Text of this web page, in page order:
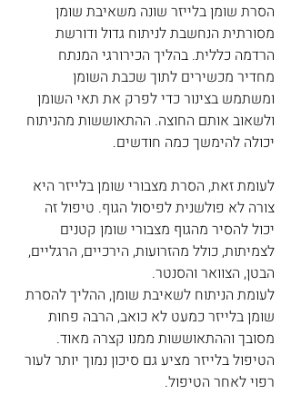
הסרת שומן בלייזר שונה משאיבת שומן
מסורתית הנחשבת לניתוח גדול ודורשת
הרדמה כללית. בהליך הכירורגי המנתח
מחדיר מכשירים לתוך שכבת השומן
ומשתמש בצינור כדי לפרק את תאי השומן
ולשאוב אותם החוצה. ההתאוששות מהניתוח
יכולה להימשך כמה חודשים.
לעומת זאת, הסרת מצבורי שומן בלייזר היא
צורה לא פולשנית לפיסול הגוף. טיפול זה
יכול להסיר מהגוף מצבורי שומן קטנים
לצמיתות, כולל מהזרועות, הירכיים, הרגליים,
הבטן, הצוואר והסנטר.
לעומת הניתוח לשאיבת שומן, ההליך להסרת
שומן בלייזר כמעט לא כואב, הרבה פחות
מסובך וההתאוששות ממנו קצרה מאוד.
הטיפול בלייזר מציע גם סיכון נמוך יותר לעור
רפוי לאחר הטיפול.